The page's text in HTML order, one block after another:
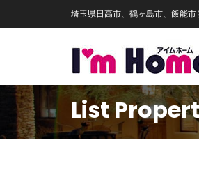
埼玉県日高市、鶴ヶ島市、飯能
List